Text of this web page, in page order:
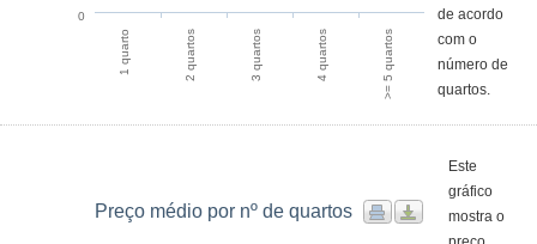
1 quarto 2 quartos 3 quartos 4 quartos >= 5 quartos
0
de acordo
com o
número de
quartos.
Preço médio por nº de quartos
Este
gráfico
mostra o